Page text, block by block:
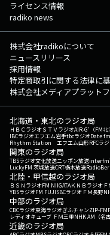
ライセンス情報
radiko news
株式会社radikoについて
ニュースリリース
採用情報
特定商取引に関する法律に
株式会社メディアプラット
北海道・東北のラジオ局
ＨＢＣラジオＳＴＶラジオAIR-G'（FM北
IBCラジオエフエム岩手tbcラジオDate
Rhythm Station エフエム山形RFCラ
関東のラジオ局
TBSラジオ文化放送ニッポン放送interfm
LuckyFM 茨城放送CRT栃木放送
北陸・甲信越のラジオ局
ＢＳＮラジオFM NIIGATAＫＮＢラジオ
YBSラジオFM FUJISBCラジオ ＦＭ長野
中部のラジオ局
CBCラジオ東海ラジオぎふチャンZIP-FM
レディオキューブ ＦＭ三重NHK AM（名古
近畿のラジオ局